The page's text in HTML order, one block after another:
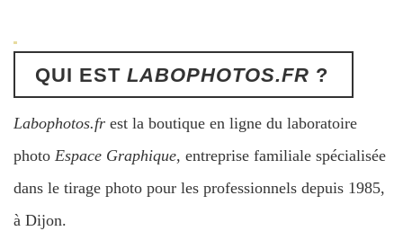
QUI EST LABOPHOTOS.FR ?
Labophotos.fr est la boutique en ligne du laboratoire
photo Espace Graphique, entreprise familiale spécialisée
dans le tirage photo pour les professionnels depuis 1985,
à Dijon.